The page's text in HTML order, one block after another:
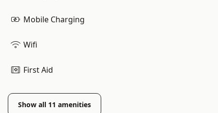
Mobile Charging
Wifi
First Aid
Show all 11 amenities